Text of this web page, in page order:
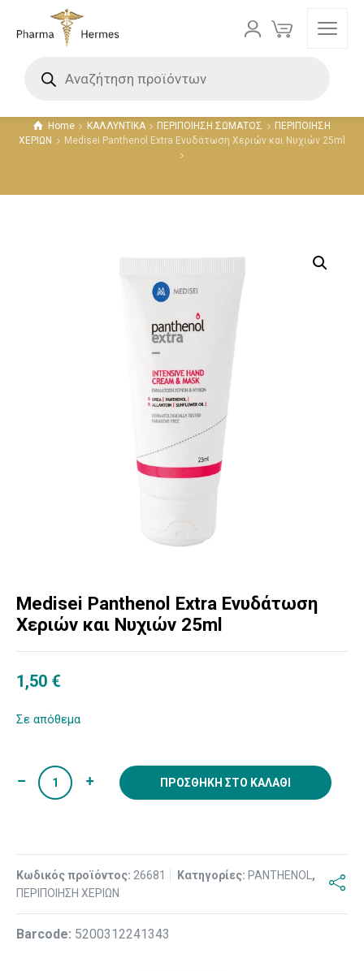
Home ΚΑΛΛΥΝΤΙΚΑ ΠΕΡΙΠΟΙΗΣΗ ΣΩΜΑΤΟΣ
ΠΕΡΙΠΟΙΗΣΗ
ΧΕΡΙΩΝ
Medisei Panthenol Extra Ενυδάτωση Χεριών και Νυχιών 25ml
Medisei Panthenol Extra Ενυδάτωση
Χεριών και Νυχιών 25ml
1,50 €
Σε απόθεμα
ΠΡΟΣΘΉΚΗ ΣΤΟ ΚΑΛΆΘΙ
Κωδικός προϊόντος: 26681 Κατηγορίες: PANTHENOL ,
ΠΕΡΙΠΟΙΗΣΗ ΧΕΡΙΩΝ
Βarcode: 5200312241343